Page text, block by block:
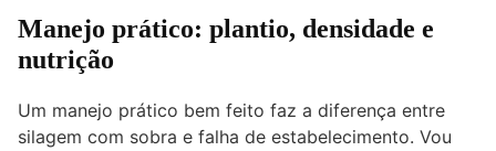
Manejo prático: plantio, densidade e
nutrição
Um manejo prático bem feito faz a diferença entre
silagem com sobra e falha de estabelecimento. Vou